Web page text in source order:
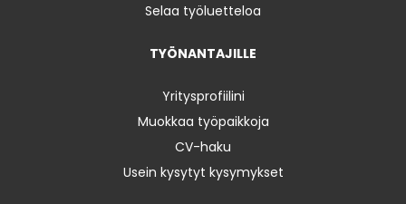
Selaa työluetteloa
TYÖNANTAJILLE
Yritysprofiilini
Muokkaa työpaikkoja
CV-haku
Usein kysytyt kysymykset